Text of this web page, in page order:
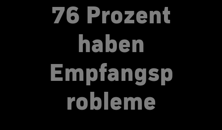
76 Prozent
haben
Empfangsp
robleme